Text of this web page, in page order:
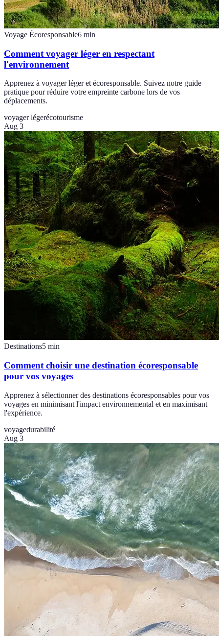
Voyage Écoresponsable6 min
Comment voyager léger en respectant
l'environnement
Apprenez à voyager léger et écoresponsable. Suivez notre guide
pratique pour réduire votre empreinte carbone lors de vos
déplacements.
voyager légerécotourisme
Aug 3
Destinations5 min
Comment choisir une destination écoresponsable
pour vos voyages
Apprenez à sélectionner des destinations écoresponsables pour vos
voyages en minimisant l'impact environnemental et en maximisant
l'expérience.
voyagedurabilité
Aug 3